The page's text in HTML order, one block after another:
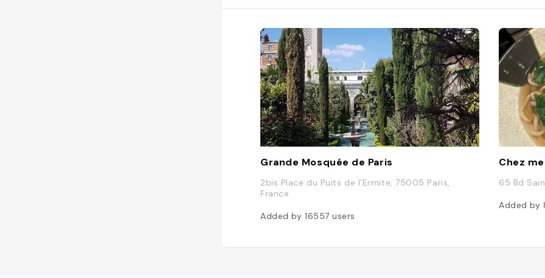
Grande Mosquée de Paris
2bis Place du Puits de l'Ermite, 75005 Paris,
France
Added by 16557users
Chez
65 Bd
Added by